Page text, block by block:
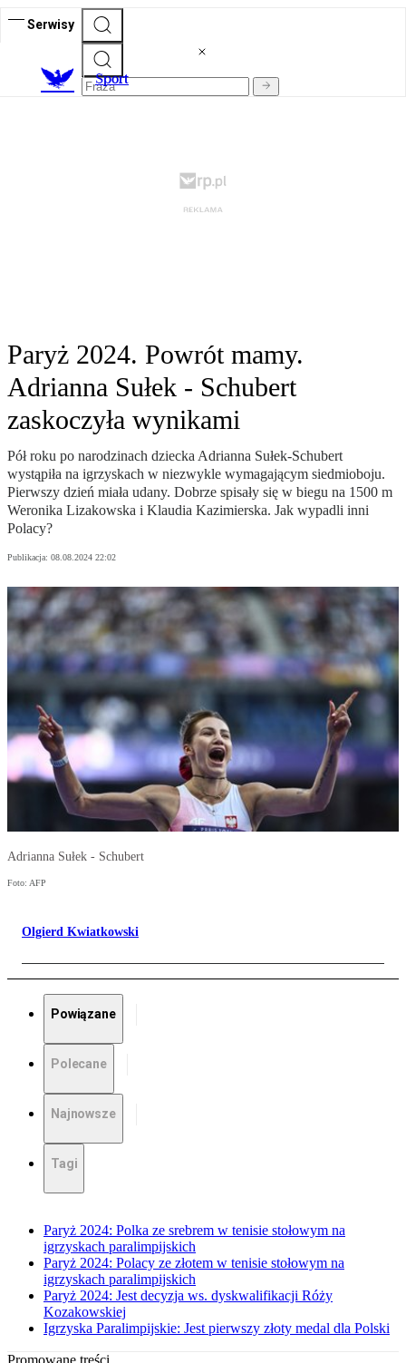
Serwisy
Sport
Paryż 2024. Powrót mamy.
Adrianna Sułek - Schubert
zaskoczyła wynikami
Pół roku po narodzinach dziecka Adrianna Sułek-Schubert
wystąpiła na igrzyskach w niezwykle wymagającym siedmioboju.
Pierwszy dzień miała udany. Dobrze spisały się w biegu na 1500 m
Weronika Lizakowska i Klaudia Kazimierska. Jak wypadli inni
Polacy?
Publikacja: 08.08.2024 22:02
Adrianna Sułek - Schubert
Foto: AFP
Olgierd Kwiatkowski
Powiązane
Polecane
Najnowsze
Tagi
Paryż 2024: Polka ze srebrem w tenisie stołowym na
igrzyskach paralimpijskich
Paryż 2024: Polacy ze złotem w tenisie stołowym na
igrzyskach paralimpijskich
Paryż 2024: Jest decyzja ws. dyskwalifikacji Róży
Kozakowskiej
Igrzyska Paralimpijskie: Jest pierwszy złoty medal dla Polski
Promowane treści